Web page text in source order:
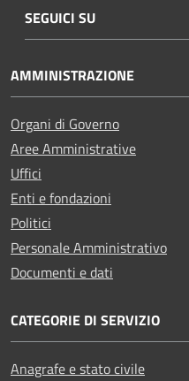
SEGUICI SU
AMMINISTRAZIONE
Organi di Governo
Aree Amministrative
Uffici
Enti e fondazioni
Politici
Personale Amministrativo
Documenti e dati
CATEGORIE DI SERVIZIO
Anagrafe e stato civile